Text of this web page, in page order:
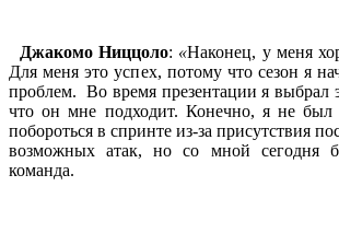
Джакомо Ниццоло: «Наконец, у меня
Для меня это успех, потому что сезон я
проблем. Во время презентации я выбрал
что он мне подходит. Конечно, я не был
побороться в спринте из-за присутствия
возможных атак, но со мной сегодня
команда.